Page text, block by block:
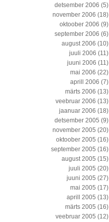
detsember 2006 (5)
november 2006 (18)
oktoober 2006 (9)
september 2006 (6)
august 2006 (10)
juuli 2006 (11)
juuni 2006 (11)
mai 2006 (22)
aprill 2006 (7)
märts 2006 (13)
veebruar 2006 (13)
jaanuar 2006 (18)
detsember 2005 (9)
november 2005 (20)
oktoober 2005 (16)
september 2005 (16)
august 2005 (15)
juuli 2005 (20)
juuni 2005 (27)
mai 2005 (17)
aprill 2005 (13)
märts 2005 (16)
veebruar 2005 (12)